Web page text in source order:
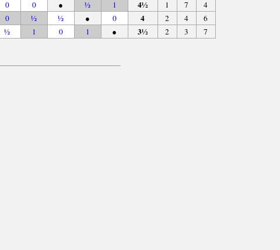
0 0 ● ½ 1 4½ 1 7
4
0 ½ ½ ● 0 4 2 4
6
½ 1 0 1 ● 3½ 2 3 7